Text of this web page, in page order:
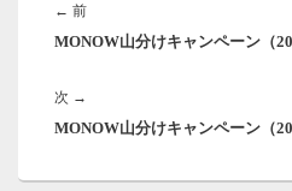
ビ
ー
シ
← 前前
の
MONOW山分けキャンペーン（
次 →
の
MONOW山分けキャンペーン（